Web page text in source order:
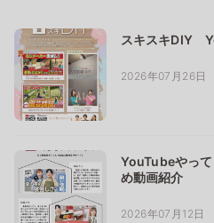
スキスキDIY
2026年07月26日
YouTubeやっ
め動画紹介
2026年07月12日